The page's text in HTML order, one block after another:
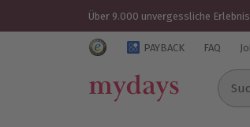
Über 9.000 unvergessliche
Trustedshops Bewertungen für
PAYBACK FAQ